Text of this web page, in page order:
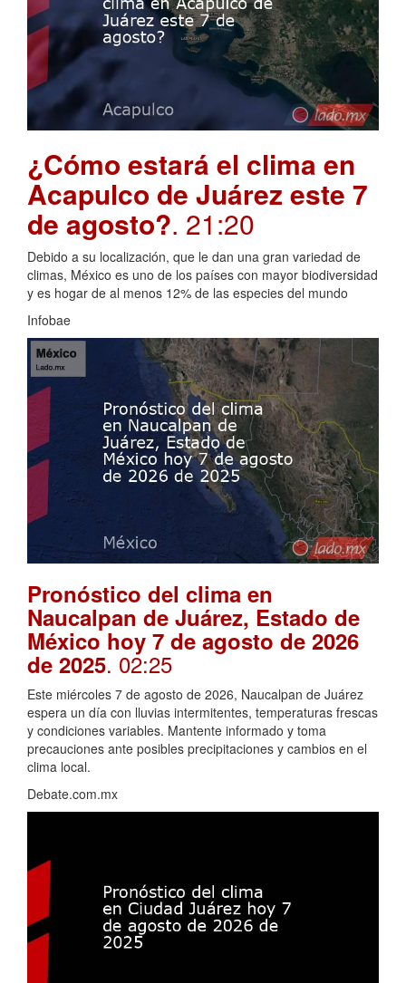
¿Cómo estará el clima en
Acapulco de Juárez este 7
de agosto?. 21:20
Debido a su localización, que le dan una gran variedad de
climas, México es uno de los países con mayor biodiversidad
y es hogar de al menos 12% de las especies del mundo
Infobae
Pronóstico del clima en
Naucalpan de Juárez, Estado de
México hoy 7 de agosto de 2026
de 2025. 02:25
Este miércoles 7 de agosto de 2026, Naucalpan de Juárez
espera un día con lluvias intermitentes, temperaturas frescas
y condiciones variables. Mantente informado y toma
precauciones ante posibles precipitaciones y cambios en el
clima local.
Debate.com.mx